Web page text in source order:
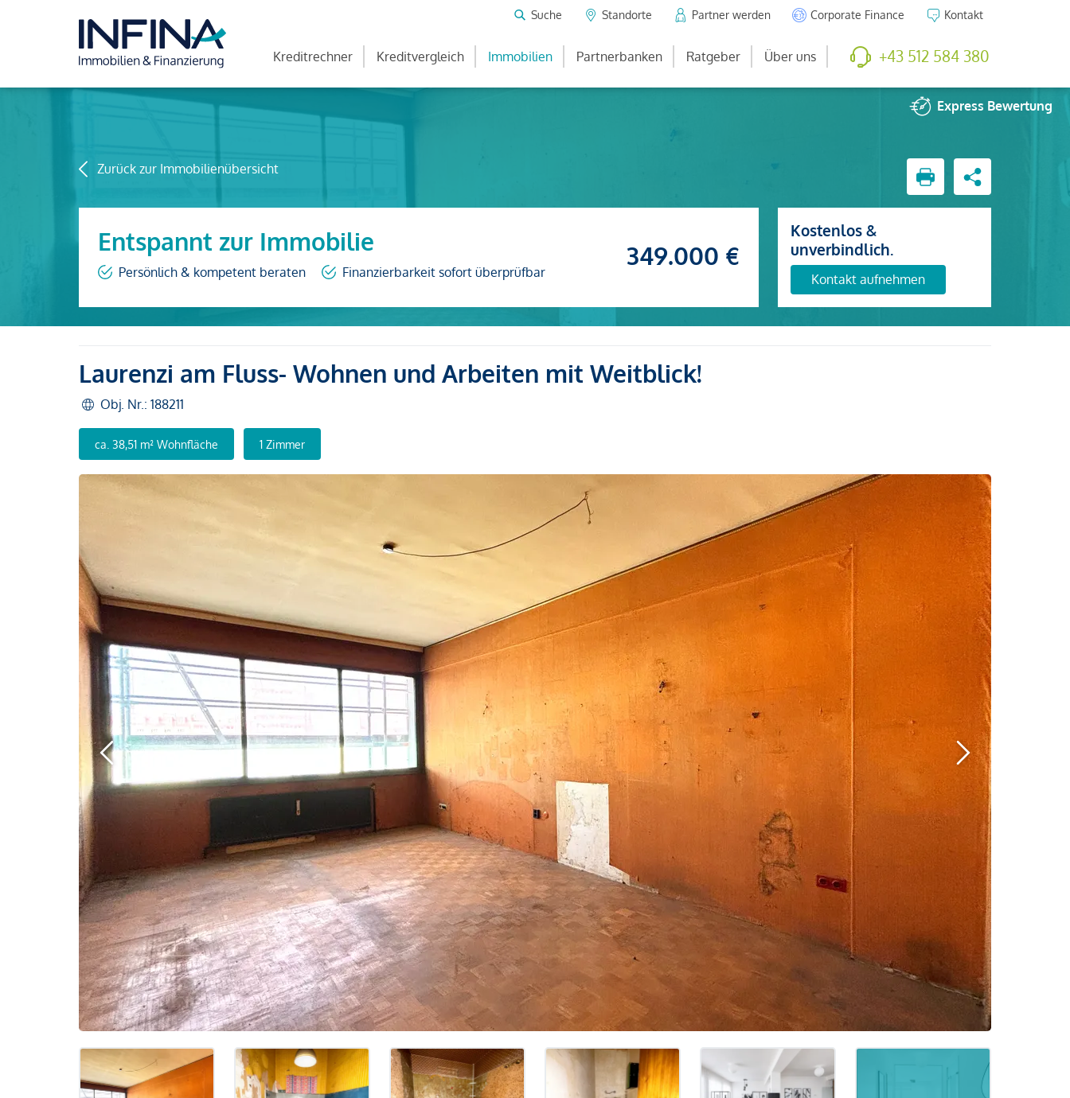
Suche Standorte Partner werden Corporate Finance Kontakt
Kreditrechner Kreditvergleich Immobilien Partnerbanken Ratgeber Über uns +43 512 584 380
Express Bewertung
Zurück zur Immobilienübersicht
Entspannt zur Immobilie
Persönlich & kompetent beraten Finanzierbarkeit sofort überprüfbar
349.000 €
Kostenlos &
unverbindlich.
Kontakt aufnehmen
Laurenzi am Fluss- Wohnen und Arbeiten mit Weitblick!
Obj. Nr.: 188211
ca. 38,51 m² Wohnfläche 1 Zimmer